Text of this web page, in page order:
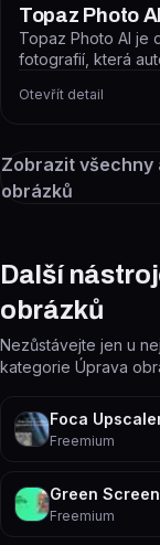
Topaz Photo AI
Topaz Photo AI je
fotografií, která
Otevřít detail
Zobrazit
obrázků
Další
obrázků
Nezůstávejte jen u
kategorie Úprava
Foca
Freemium
Green Screen
Freemium